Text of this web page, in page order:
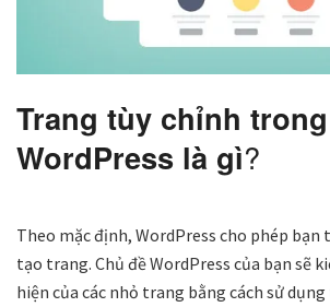
Trang tùy chỉnh trong
WordPress là gì?
Theo mặc định, WordPress cho phép bạn
tạo trang. Chủ đề WordPress của bạn sẽ
hiện của các nhỏ trang bằng cách sử